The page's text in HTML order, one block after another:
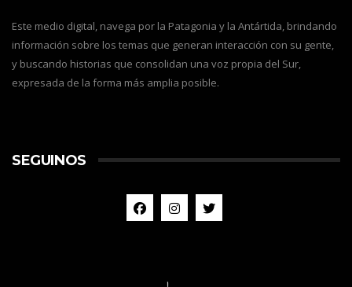
Este medio digital, navega por la Patagonia y la Antártida, brindando
información sobre los temas que generan interacción con su gente,
y buscando historias que consolidan una voz propia del Sur,
expresada de la forma más amplia posible.
SEGUINOS